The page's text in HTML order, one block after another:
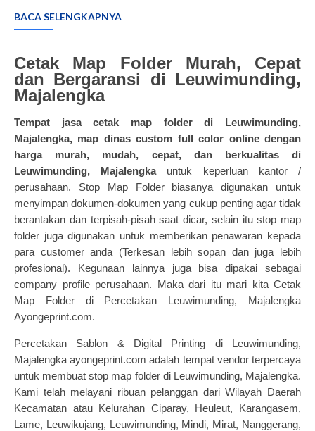
BACA SELENGKAPNYA
Cetak Map Folder Murah, Cepat
dan Bergaransi di Leuwimunding,
Majalengka
Tempat jasacetak map folderdi Leuwimunding,
Majalengka, map dinas custom full color online dengan
harga murah, mudah, cepat, dan berkualitas di
Leuwimunding, Majalengkauntuk keperluan kantor /
perusahaan. Stop Map Folder biasanya digunakan untuk
menyimpan dokumen-dokumen yang cukup penting agar tidak
berantakan dan terpisah-pisah saat dicar, selain itu stop map
folder juga digunakan untuk memberikan penawaran kepada
para customer anda (Terkesan lebih sopan dan juga lebih
profesional). Kegunaan lainnya juga bisa dipakai sebagai
company profile perusahaan. Maka dari itu mari kita Cetak
Map Folderdi Percetakan Leuwimunding, Majalengka
Ayongeprint.com.
Percetakan Sablon & Digital Printing di Leuwimunding,
Majalengka ayongeprint.com adalah tempat vendor terpercaya
untuk membuat stop map folder di Leuwimunding, Majalengka.
Kami telah melayani ribuan pelanggan dari Wilayah Daerah
Kecamatan atau Kelurahan Ciparay, Heuleut, Karangasem,
Lame, Leuwikujang, Leuwimunding, Mindi, Mirat, Nanggerang,